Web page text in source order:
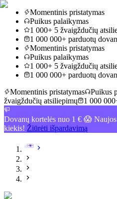
Momentinis pristatymas
Puikus palaikymas
1 000+ 5 žvaigždučių
1 000 000+ parduotų
Momentinis pristatymas
Puikus palaikymas
1 000+ 5 žvaigždučių
1 000 000+ parduotų
Momentinis pristatymas
Puikus
žvaigždučių atsiliepimų
1 000
Dovanų kortelės nuo 1 € 😱
kiekis! Žiūrėti išpardavimą